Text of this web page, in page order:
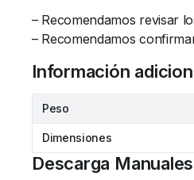
– Recomendamos revisar
– Recomendamos
Información
Peso
Dimensiones
Descarga Manuales